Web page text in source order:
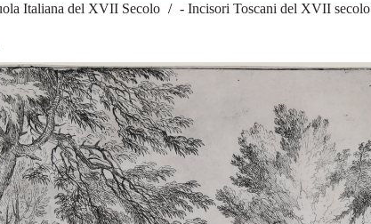
Italiana del XVII Secolo - Incisori Toscani del XVII secolo